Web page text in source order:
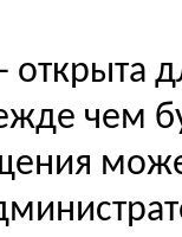
- открыта
чем